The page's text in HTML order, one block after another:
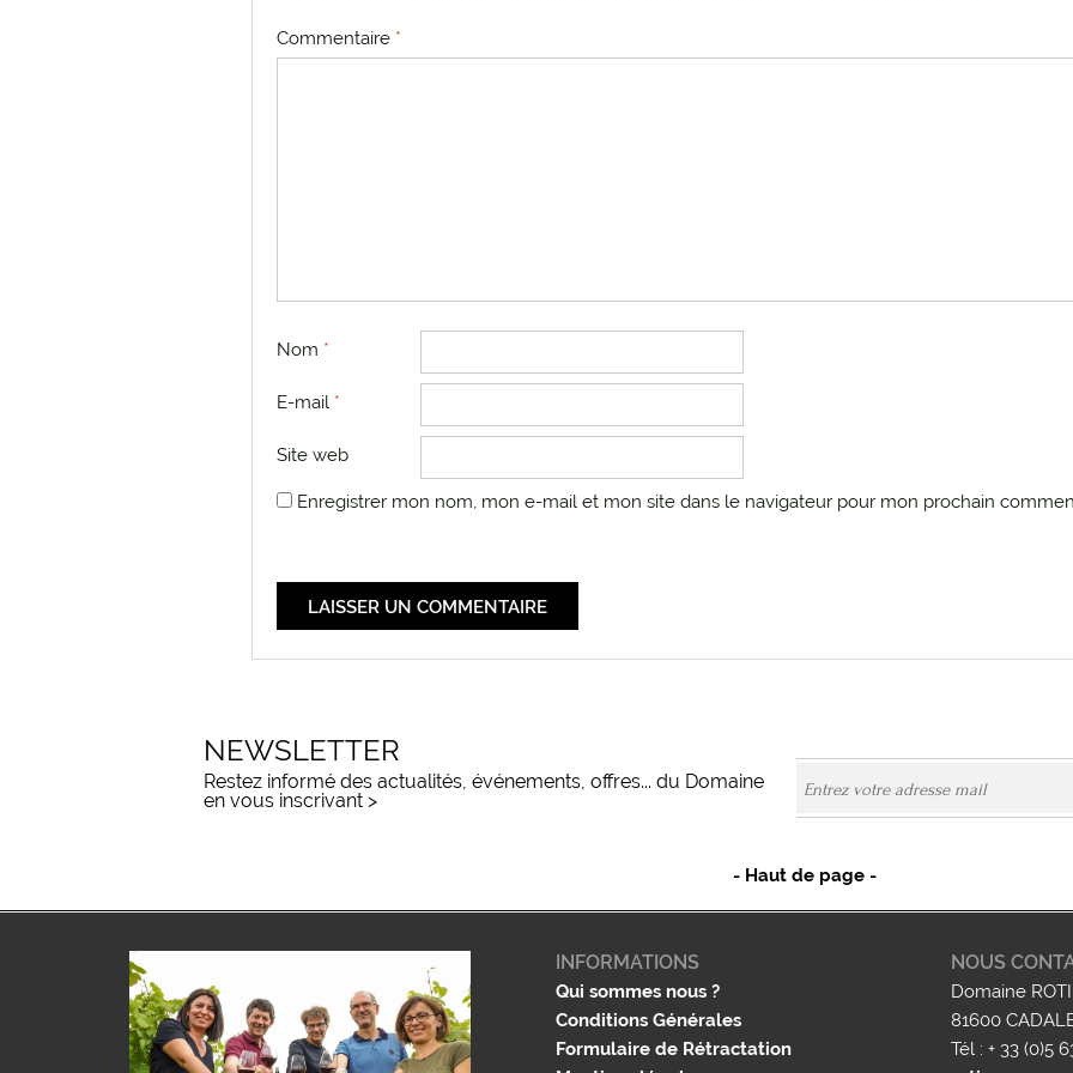
Commentaire *
Nom *
E-mail *
Site web
Enregistrer mon nom, mon e-mail et mon site dans le navigateur pour mon prochain
NEWSLETTER
Restez informé des actualités, événements, offres... du Domaine
en vous inscrivant >
- Haut de page -
INFORMATIONS
Qui sommes nous ?
Conditions Générales
Formulaire de Rétractation
NOUS
Domaine
81600
Tél : + 33 (0)5